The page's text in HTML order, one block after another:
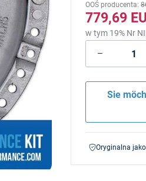
OOŚ producenta:
779,69
w tym 19% Nr
Sie
Oryginalna